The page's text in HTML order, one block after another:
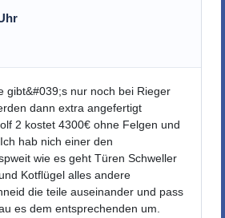
gibt&#039;s nur noch bei Rieger
dann extra angefertigt
2 kostet 4300€ ohne Felgen und
hab nich einer den
wie es geht Türen Schweller
Kotflügel alles andere
die teile auseinander und pass
es dem entsprechenden um.